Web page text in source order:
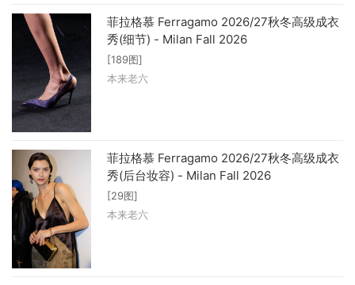
菲拉格慕 Ferragamo 2026/27秋冬高级成衣
秀(细节) - Milan Fall 2026
[189图]
本来老六
菲拉格慕 Ferragamo 2026/27秋冬高级成衣
秀(后台妆容) - Milan Fall 2026
[29图]
本来老六